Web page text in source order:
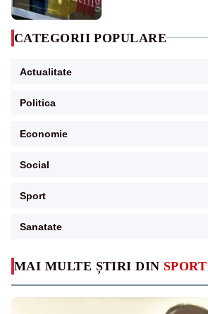
MAI MULTE ȘTIRI DIN SPORT
CATEGORII POPULARE
Actualitate
Politica
Economie
Social
Sport
Sanatate